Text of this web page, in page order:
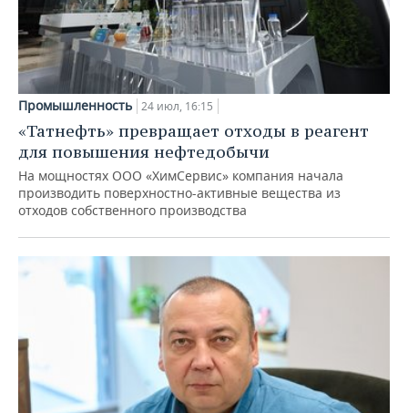
Промышленность 24 июл, 16:15
«Татнефть» превращает отходы в реагент
для повышения нефтедобычи
На мощностях ООО «ХимСервис» компания начала
производить поверхностно-активные вещества из
отходов собственного производства